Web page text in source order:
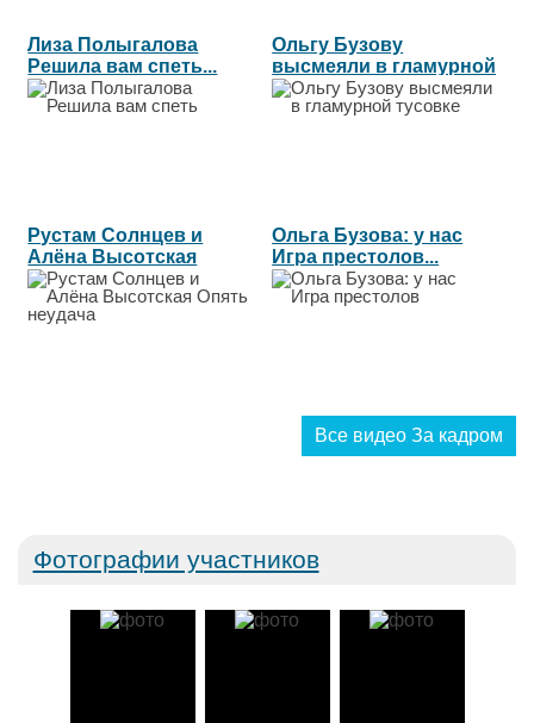
Лиза Полыгалова
Решила вам спеть...
Ольгу Бузову
высмеяли в гламурной
тусовке...
Рустам Солнцев и
Алёна Высотская
Опять неудача...
Ольга Бузова: у нас
Игра престолов...
Все видео За кадром
Фотографии участников